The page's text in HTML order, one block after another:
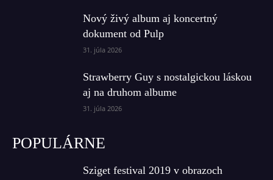
Nový živý album aj koncertný
dokument od Pulp
31. júla 2026
Strawberry Guy s nostalgickou láskou
aj na druhom albume
31. júla 2026
POPULÁRNE
Sziget festival 2019 v obrazoch